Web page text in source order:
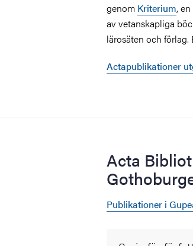
genom Kriterium,
av vetanskapliga
lärosäten och
Actapublikationer
Acta
Publikationer i